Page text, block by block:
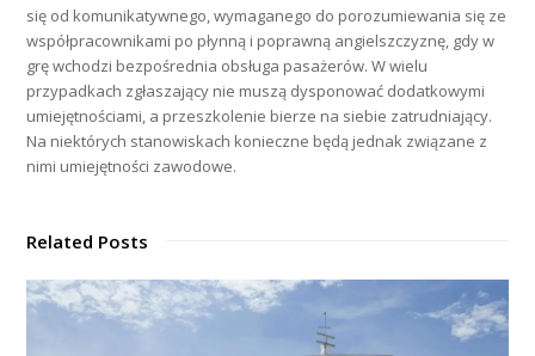
się od komunikatywnego, wymaganego do porozumiewania się ze
współpracownikami po płynną i poprawną angielszczyznę, gdy w
grę wchodzi bezpośrednia obsługa pasażerów. W wielu
przypadkach zgłaszający nie muszą dysponować dodatkowymi
umiejętnościami, a przeszkolenie bierze na siebie zatrudniający.
Na niektórych stanowiskach konieczne będą jednak związane z
nimi umiejętności zawodowe.
Related Posts